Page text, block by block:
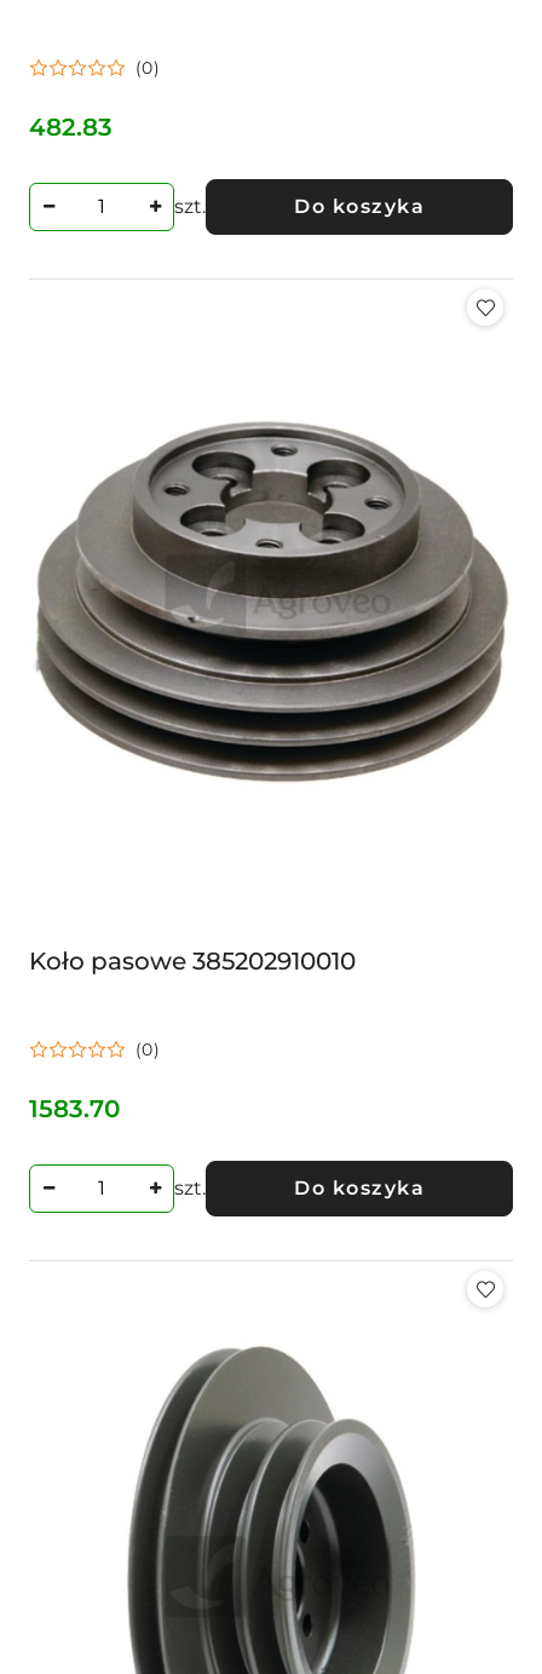
(0)
Cena:
482.83
szt. Do koszyka
Koło pasowe 385202910010
(0)
Cena:
1583.70
szt. Do koszyka